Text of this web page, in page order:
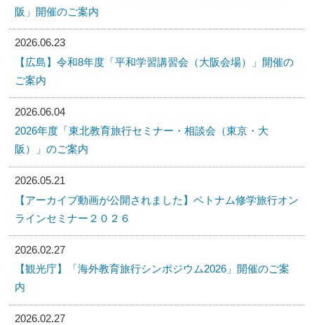
阪」開催のご案内
2026.06.23
【広島】令和8年度「平和学習講習会（大阪会場）」開催の
ご案内
2026.06.04
2026年度「東北教育旅行セミナー・相談会（東京・大
阪）」のご案内
2026.05.21
【アーカイブ動画が公開されました】ベトナム修学旅行オン
ラインセミナー２０２６
2026.02.27
【観光庁】「海外教育旅行シンポジウム2026」開催のご案
内
2026.02.27